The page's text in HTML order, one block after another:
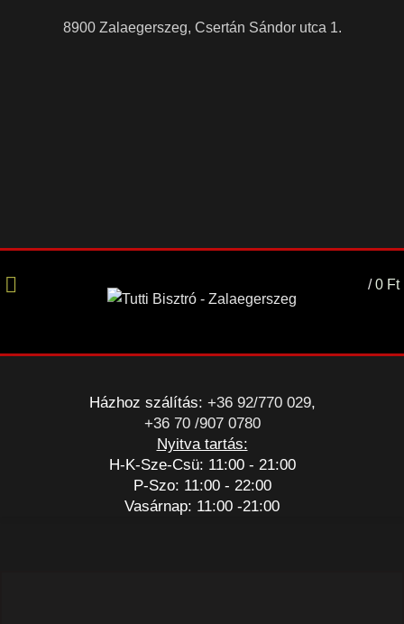
8900 Zalaegerszeg, Csertán Sándor utca 1.
/ 0 Ft
Házhoz szálítás: +36 92/770 029,
+36 70 /907 0780
Nyitva tartás:
H-K-Sze-Csü: 11:00 - 21:00
P-Szo: 11:00 - 22:00
Vasárnap: 11:00 -21:00